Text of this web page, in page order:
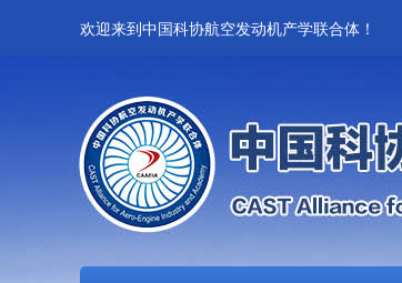
欢迎来到中国科协航空发动机产学联合体！